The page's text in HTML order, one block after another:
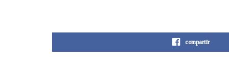
compartir